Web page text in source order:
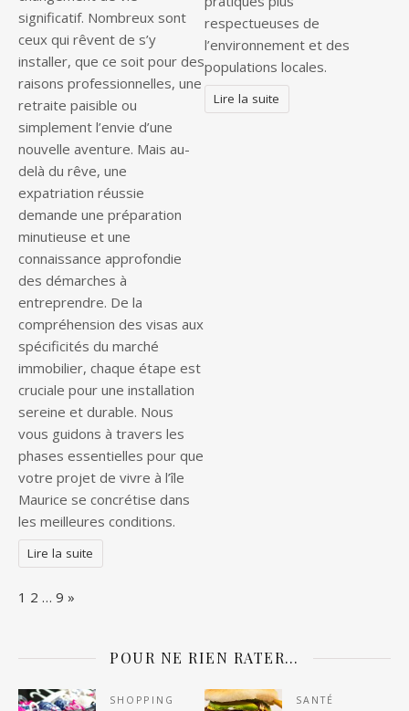
significatif. Nombreux sont
ceux qui rêvent de s’y
installer, que ce soit pour des
raisons professionnelles, une
retraite paisible ou
simplement l’envie d’une
nouvelle aventure. Mais au-
delà du rêve, une
expatriation réussie
demande une préparation
minutieuse et une
connaissance approfondie
des démarches à
entreprendre. De la
compréhension des visas aux
spécificités du marché
immobilier, chaque étape est
cruciale pour une installation
sereine et durable. Nous
vous guidons à travers les
phases essentielles pour que
votre projet de vivre à l’île
Maurice se concrétise dans
les meilleures conditions.
Lire la suite
respectueuses de
l’environnement et des
populations locales.
Lire la suite
Page:
1 2 … 9 Next
»
POUR NE RIEN RATER…
SHOPPING SANTÉ